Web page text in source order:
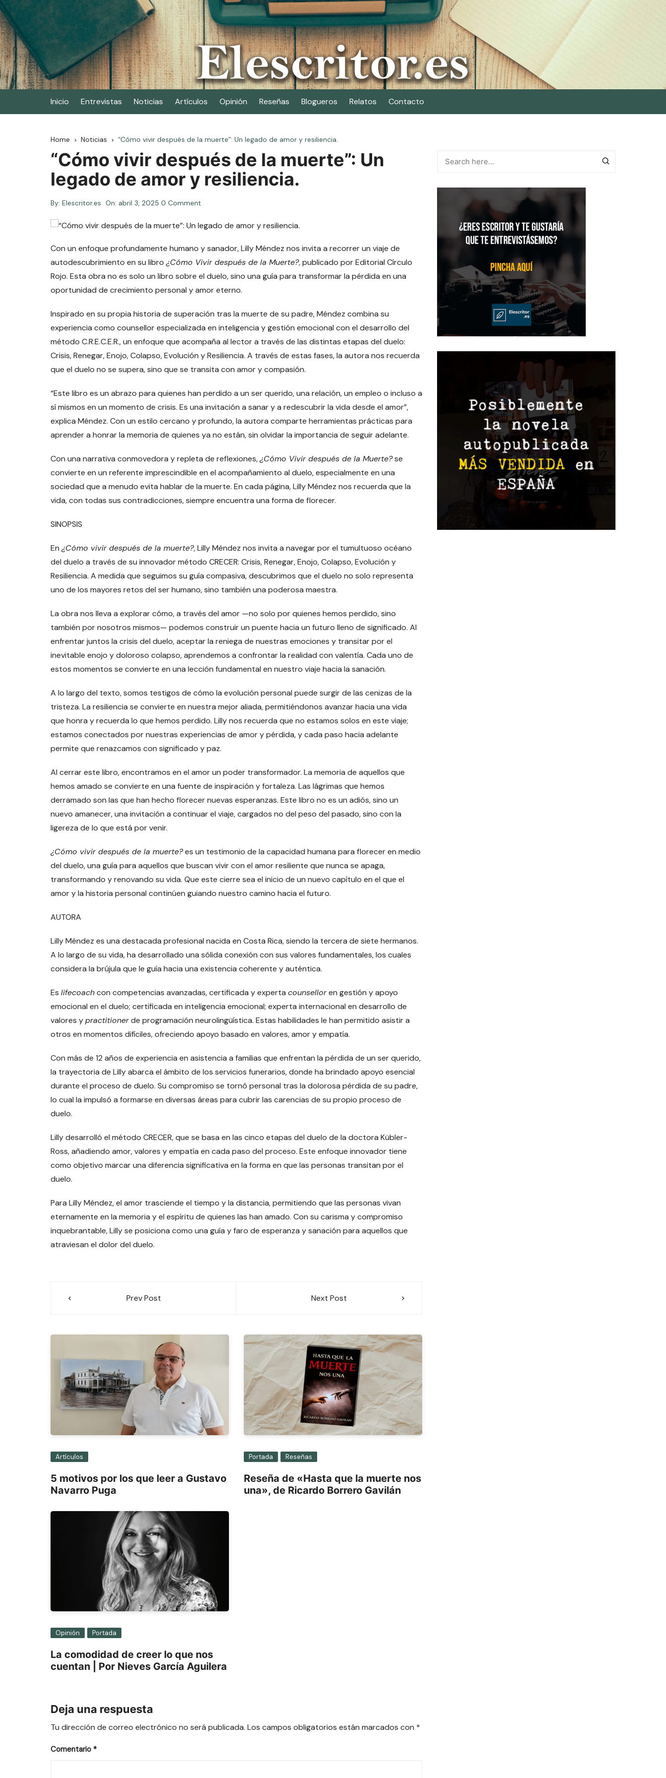
Skip
to
content
Elescritor.es
El periódico digital de los escritores
Inicio Entrevistas Noticias Artículos Opinión Reseñas Blogueros Relatos Contacto
Home Noticias “Cómo vivir después de la muerte”: Un legado de amor y resiliencia.
“Cómo vivir después de la muerte”: Un
legado de amor y resiliencia.
By: Elescritor.es On: abril 3, 2025 0 Comment
Con un enfoque profundamente humano y sanador, Lilly Méndez nos invita a recorrer un viaje de
autodescubrimiento en su libro ¿Cómo Vivir después de la Muerte?, publicado por Editorial Círculo
Rojo. Esta obra no es solo un libro sobre el duelo, sino una guía para transformar la pérdida en una
oportunidad de crecimiento personal y amor eterno.
Inspirado en su propia historia de superación tras la muerte de su padre, Méndez combina su
experiencia como counsellor especializada en inteligencia y gestión emocional con el desarrollo del
método C.R.E.C.E.R., un enfoque que acompaña al lector a través de las distintas etapas del duelo:
Crisis, Renegar, Enojo, Colapso, Evolución y Resiliencia. A través de estas fases, la autora nos recuerda
que el duelo no se supera, sino que se transita con amor y compasión.
“Este libro es un abrazo para quienes han perdido a un ser querido, una relación, un empleo o incluso a
sí mismos en un momento de crisis. Es una invitación a sanar y a redescubrir la vida desde el amor”,
explica Méndez. Con un estilo cercano y profundo, la autora comparte herramientas prácticas para
aprender a honrar la memoria de quienes ya no están, sin olvidar la importancia de seguir adelante.
Con una narrativa conmovedora y repleta de reflexiones,¿Cómo Vivir después de la Muerte?se
convierte en un referente imprescindible en el acompañamiento al duelo, especialmente en una
sociedad que a menudo evita hablar de la muerte. En cada página, Lilly Méndez nos recuerda que la
vida, con todas sus contradicciones, siempre encuentra una forma de florecer.
SINOPSIS
En ¿Cómo vivir después de la muerte?, Lilly Méndez nos invita a navegar por el tumultuoso océano
del duelo a través de su innovador método CRECER: Crisis, Renegar, Enojo, Colapso, Evolución y
Resiliencia. A medida que seguimos su guía compasiva, descubrimos que el duelo no solo representa
uno de los mayores retos del ser humano, sino también una poderosa maestra.
La obra nos lleva a explorar cómo, a través del amor —no solo por quienes hemos perdido, sino
también por nosotros mismos— podemos construir un puente hacia un futuro lleno de significado. Al
enfrentar juntos la crisis del duelo, aceptar la reniega de nuestras emociones y transitar por el
inevitable enojo y doloroso colapso, aprendemos a confrontar la realidad con valentía. Cada uno de
estos momentos se convierte en una lección fundamental en nuestro viaje hacia la sanación.
A lo largo del texto, somos testigos de cómo la evolución personal puede surgir de las cenizas de la
tristeza. La resiliencia se convierte en nuestra mejor aliada, permitiéndonos avanzar hacia una vida
que honra y recuerda lo que hemos perdido. Lilly nos recuerda que no estamos solos en este viaje;
estamos conectados por nuestras experiencias de amor y pérdida, y cada paso hacia adelante
permite que renazcamos con significado y paz.
Al cerrar este libro, encontramos en el amor un poder transformador. La memoria de aquellos que
hemos amado se convierte en una fuente de inspiración y fortaleza. Las lágrimas que hemos
derramado son las que han hecho florecer nuevas esperanzas. Este libro no es un adiós, sino un
nuevo amanecer, una invitación a continuar el viaje, cargados no del peso del pasado, sino con la
ligereza de lo que está por venir.
¿Cómo vivir después de la muerte?es un testimonio de la capacidad humana para florecer en medio
del duelo, una guía para aquellos que buscan vivir con el amor resiliente que nunca se apaga,
transformando y renovando su vida. Que este cierre sea el inicio de un nuevo capítulo en el que el
amor y la historia personal continúen guiando nuestro camino hacia el futuro.
AUTORA
Lilly Méndez es una destacada profesional nacida en Costa Rica, siendo la tercera de siete hermanos.
A lo largo de su vida, ha desarrollado una sólida conexión con sus valores fundamentales, los cuales
considera la brújula que le guía hacia una existencia coherente y auténtica.
Es lifecoachcon competencias avanzadas, certificada y experta counselloren gestión y apoyo
emocional en el duelo; certificada en inteligencia emocional; experta internacional en desarrollo de
valores ypractitionerde programación neurolingüística. Estas habilidades le han permitido asistir a
otros en momentos difíciles, ofreciendo apoyo basado en valores, amor y empatía.
Con más de 12 años de experiencia en asistencia a familias que enfrentan la pérdida de un ser querido,
la trayectoria de Lilly abarca el ámbito de los servicios funerarios, donde ha brindado apoyo esencial
durante el proceso de duelo. Su compromiso se tornó personal tras la dolorosa pérdida de su padre,
lo cual la impulsó a formarse en diversas áreas para cubrir las carencias de su propio proceso de
duelo.
Lilly desarrolló el método CRECER, que se basa en las cinco etapas del duelo de la doctora Kübler-
Ross, añadiendo amor, valores y empatía en cada paso del proceso. Este enfoque innovador tiene
como objetivo marcar una diferencia significativa en la forma en que las personas transitan por el
duelo.
Para Lilly Méndez, el amor trasciende el tiempo y la distancia, permitiendo que las personas vivan
eternamente en la memoria y el espíritu de quienes las han amado. Con su carisma y compromiso
inquebrantable, Lilly se posiciona como una guía y faro de esperanza y sanación para aquellos que
atraviesan el dolor del duelo.
NavegaciónPrev Post Next Post
Artículos
5 motivos por los que leer a Gustavo
Navarro Puga
Portada Reseñas
Reseña de «Hasta que la muerte nos
una», de Ricardo Borrero Gavilán
Opinión Portada
La comodidad de creer lo que nos
cuentan | Por Nieves García Aguilera
Deja una respuesta
Tu dirección de correo electrónico no será publicada. Los campos obligatorios están marcados con *
Comentario *